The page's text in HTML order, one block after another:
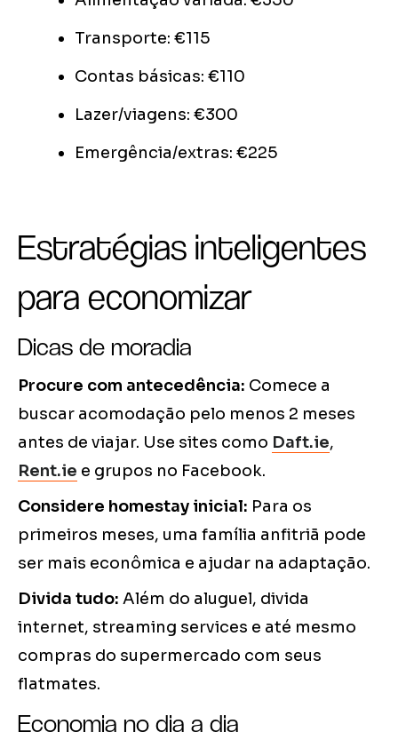
Transporte: €115
Contas básicas: €110
Lazer/viagens: €300
Emergência/extras: €225
Estratégias inteligentes
para economizar
Dicas de moradia
Procure com antecedência: Comece a
buscar acomodação pelo menos 2 meses
antes de viajar. Use sites como Daft.ie,
Rent.ie e grupos no Facebook.
Considere homestay inicial: Para os
primeiros meses, uma família anfitriã pode
ser mais econômica e ajudar na adaptação.
Divida tudo: Além do aluguel, divida
internet, streaming services e até mesmo
compras do supermercado com seus
flatmates.
Economia no dia a dia